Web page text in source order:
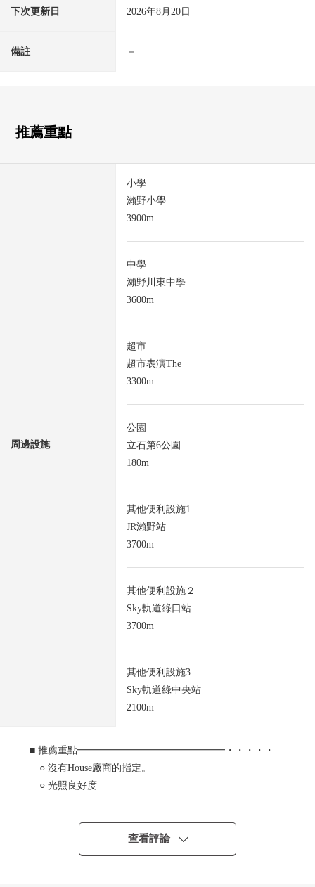
下次更新日 2026年8月20日
備註 －
推薦重點
周邊設施
小學
瀨野小學
3900m
中學
瀨野川東中學
3600m
超市
超市表演The
3300m
公園
立石第6公園
180m
其他便利設施1
JR瀨野站
3700m
其他便利設施２
Sky軌道綠口站
3700m
其他便利設施3
Sky軌道綠中央站
2100m
■ 推薦重點━━━━━━━━━━━━━━━・・・・・
○ 沒有House廠商的指定。
○ 光照良好度
查看評論